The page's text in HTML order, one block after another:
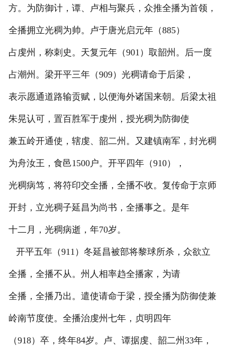
方。为防御计，谭、卢相与聚兵，众推全播为首领，
全播拥立光稠为帅。卢于唐光启元年（885）
占虔州，称刺史。天复元年（901）取韶州。后一度
占潮州。梁开平三年（909）光稠请命于后梁，
表示愿通道路输贡赋，以便海外诸国来朝。后梁太祖
朱晃认可，置百胜军于虔州，授光稠为防御使
兼五岭开通使，辖虔、韶二州。又建镇南军，封光稠
为舟汝王，食邑1500户。开平四年（910），
光稠病笃，将符印交全播，全播不收。复传命于京师
开封，立光稠子延昌为尚书，全播事之。是年
十二月，光稠病逝，年70岁。
开平五年（911）冬延昌被部将黎球所杀，众欲立
全播，全播不从。州人相率趋全播家，为请
全播，全播乃出。遣使请命于梁，授全播为防御使兼
岭南节度使。全播治虔州七年，贞明四年
（918）卒，终年84岁。卢、谭据虔、韶二州33年，